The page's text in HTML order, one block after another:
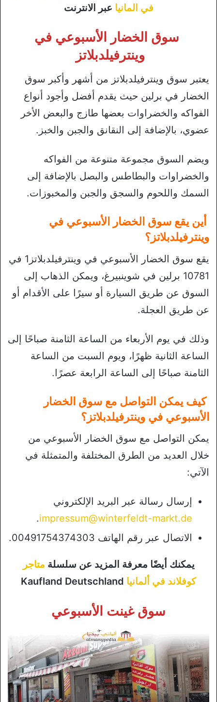
في المانيا عبر الانترنت
سوق الخضار الأسبوعي في
وينترفيلدبلاتز
يعتبر سوق وينترفيلدبلاتز من أشهر وأكبر سوق
الخضار في برلين حيث يقدم أفضل وأجود أنواع
الفواكه والخضراوات بعضها طازج والبعض الأخر
عضوي، بالإضافة إلى النقانق والجبن والخبز.
ويضم السوق مجموعة متنوعة من الفواكه
والخضراوات والبطاطس والبصل بالإضافة إلى
السمك واللحوم والسجق والجبن والمخبوزات.
أين يقع سوق الخضار الأسبوعي في
وينترفيلدبلاتز؟
يقع سوق الخضار الأسبوعي في وينترفيلدبلاتز1 في
10781 برلين في شوينبيرغ، ويمكن الذهاب إلى
السوق عن طريق السيارة أو سيرًا على الأقدام أو
عن طريق العجلة.
وذلك في يوم الأربعاء من الساعة الثامنة صباحًا إلى
الساعة الثانية ظهرًا، ويوم السبت من الساعة
الثامنة صباحًا إلى الساعة الرابعة عصرًا.
كيف يمكن التواصل مع سوق الخضار
الأسبوعي في وينترفيلدبلاتز؟
يمكن التواصل مع سوق الخضار الأسبوعي من
خلال العديد من الطرق المختلفة والمتمثلة في
الآتي:
إرسال رسالة عبر البريد الإلكتروني
impressum@winterfeldt-markt.de
.
الاتصال عبر رقم الهاتف 00491754374303.
يمكنك أيضًا معرفة المزيد عن سلسلة متاجر
كوفلاند في ألمانيا
سوق غينت الأسبوعي